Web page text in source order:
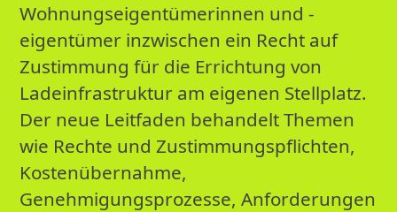
Wohnungseigentümerinnen und -
eigentümer inzwischen ein Recht auf
Zustimmung für die Errichtung von
Ladeinfrastruktur am eigenen Stellplatz.
Der neue Leitfaden behandelt Themen
wie Rechte und Zustimmungspflichten,
Kostenübernahme,
Genehmigungsprozesse, Anforderungen